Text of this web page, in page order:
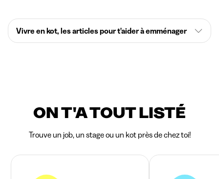
Vivre en kot, les articles pour t'aider à emménager
ON T'A TOUT LISTÉ
Trouve un job, un stage ou un kot près de chez toi!